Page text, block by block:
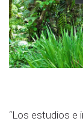
“Los estudios e